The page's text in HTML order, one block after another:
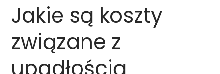
Jakie są koszty
związane z